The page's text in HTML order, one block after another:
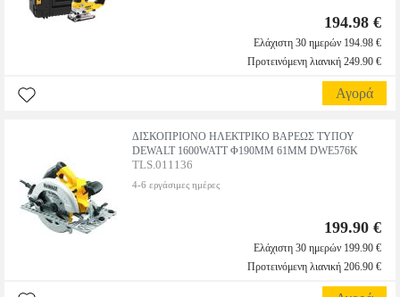
194.98 €
Ελάχιστη 30 ημερών 194.98 €
Προτεινόμενη λιανική 249.90 €
Αγορά
ΔΙΣΚΟΠΡΙΟΝΟ ΗΛΕΚΤΡΙΚΟ ΒΑΡΕΩΣ ΤΥΠΟΥ
DEWALT 1600WATT Φ190MM 61MM DWE576K
TLS.011136
4-6 εργάσιμες ημέρες
199.90 €
Ελάχιστη 30 ημερών 199.90 €
Προτεινόμενη λιανική 206.90 €